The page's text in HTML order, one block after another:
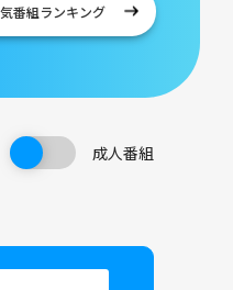
番組ランキング
成人番組